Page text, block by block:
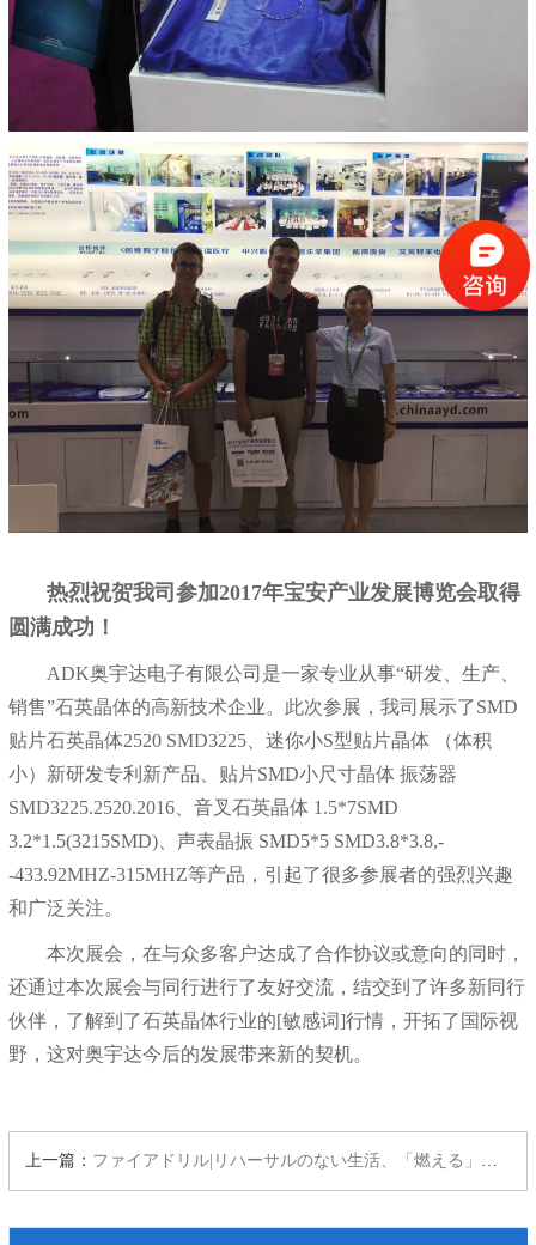
热烈祝贺我司参加2017年宝安产业发展博览会取得
圆满成功！
ADK奥宇达电子有限公司是一家专业从事“研发、生产、
销售”石英晶体的高新技术企业。 此次参展，我司展示了SMD
贴片石英晶体2520 SMD3225、迷你小S型贴片晶体 （体积
小）新研发专利新产品、贴片SMD小尺寸晶体 振荡器
SMD3225.2520.2016、音叉石英晶体 1.5*7SMD
3.2*1.5(3215SMD)、声表晶振 SMD5*5 SMD3.8*3.8,-
-433.92MHZ-315MHZ等产品，引起了很多参展者的强烈兴趣
和广泛关注。
本次展会，在与众多客户达成了合作协议或意向的同时，
还通过本次展会与同行进行了友好交流，结交到了许多新同行
伙伴，了解到了石英晶体行业的[敏感词]行情，开拓了国际视
野，这对奥宇达今后的发展带来新的契机。
上一篇： ファイアドリル|リハーサルのない生活、「燃える」ことを防ぐ